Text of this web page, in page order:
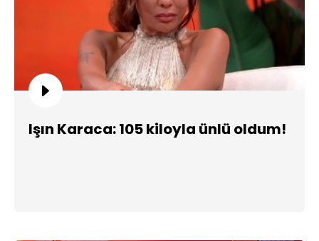
Işın Karaca: 105 kiloyla ünlü oldum!